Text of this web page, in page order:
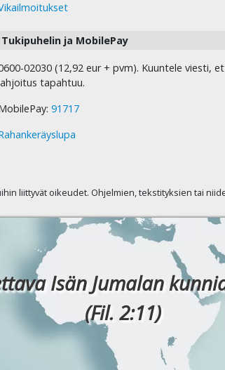
Tukipuhelin ja MobilePay
02030 (12,92 eur + pvm). Kuuntele viesti,
tapahtuu.
91717
liittyvät oikeudet. Ohjelmien, tekstityksien tai
Isän Jumalan
(Fil. 2:11)